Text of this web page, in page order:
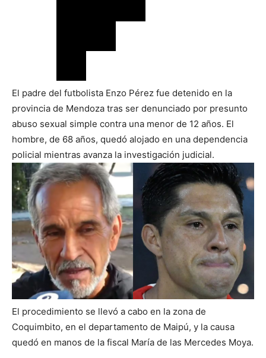
El padre del futbolista Enzo Pérez fue detenido en la
provincia de Mendoza tras ser denunciado por presunto
abuso sexual simple contra una menor de 12 años. El
hombre, de 68 años, quedó alojado en una dependencia
policial mientras avanza la investigación judicial.
El procedimiento se llevó a cabo en la zona de
Coquimbito, en el departamento de Maipú, y la causa
quedó en manos de la fiscal María de las Mercedes Moya.